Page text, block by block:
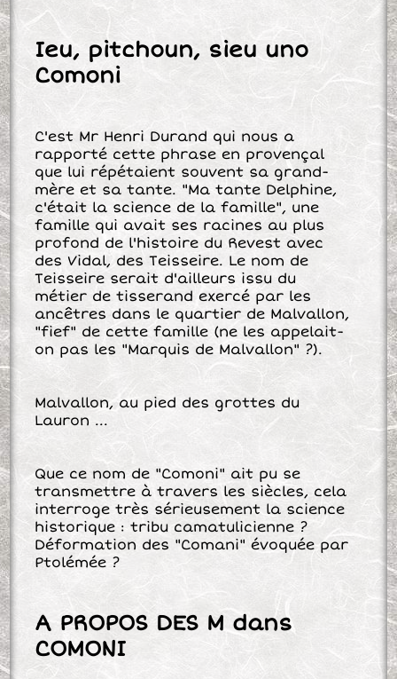
Ieu, pitchoun, sieu uno
Comoni
C'est Mr Henri Durand qui nous a
rapporté cette phrase en provençal
que lui répétaient souvent sa grand-
mère et sa tante. "Ma tante Delphine,
c'était la science de la famille", une
famille qui avait ses racines au plus
profond de l'histoire du Revest avec
des Vidal, des Teisseire. Le nom de
Teisseire serait d'ailleurs issu du
métier de tisserand exercé par les
ancêtres dans le quartier de Malvallon,
"fief" de cette famille (ne les appelait-
on pas les "Marquis de Malvallon" ?).
Malvallon, au pied des grottes du
Lauron ...
Que ce nom de "Comoni" ait pu se
transmettre à travers les siècles, cela
interroge très sérieusement la science
historique : tribu camatulicienne ?
Déformation des "Comani" évoquée par
Ptolémée ?
A PROPOS DES M dans
COMONI